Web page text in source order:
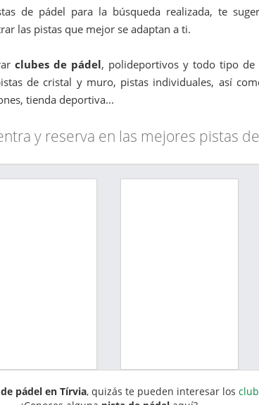
de pádel para la búsqueda realizada, te
las pistas que mejor se adaptan a ti.
clubes de pádel, polideportivos y todo tipo de
de cristal y muro, pistas individuales, así
tienda deportiva...
y reserva en las mejores pistas
pádel en Tírvia, quizás te pueden interesar los